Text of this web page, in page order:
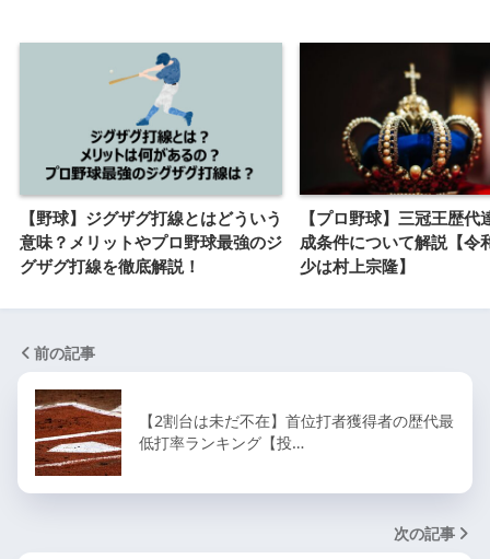
【野球】ジグザグ打線とはどういう
意味？メリットやプロ野球最強のジ
グザグ打線を徹底解説！
【プロ野球】三冠王歴代
成条件について解説【令
少は村上宗隆】
前の記事
【2割台は未だ不在】首位打者獲得者の歴代最
低打率ランキング【投…
次の記事